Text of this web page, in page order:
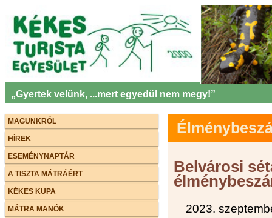
„Gyertek velünk, ...mert egyedül nem megy!”
MAGUNKRÓL
HÍREK
ESEMÉNYNAPTÁR
A TISZTA MÁTRÁÉRT
KÉKES KUPA
MÁTRA MANÓK
Belvárosi
2023.